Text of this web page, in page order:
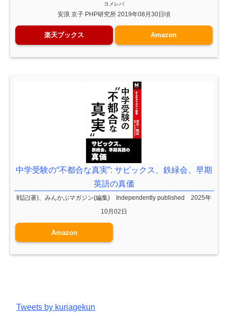
ヨメレバ
安浪 京子 PHP研究所 2019年08月30日頃
楽天ブックス Amazon
中学受験の“不都合な真実”: サピックス、鉄緑会、早期
英語の真価
戦記(著)、みんかぶマガジン(編集) Independently published 2025年
10月02日
Amazon
Tweets by kuriagekun